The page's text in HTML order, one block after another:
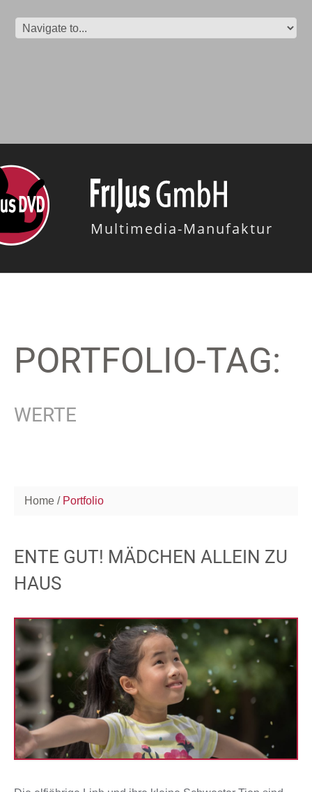
Multimedia-Manufaktur
PORTFOLIO-TAG:
WERTE
Home Portfolio
ENTE GUT! MÄDCHEN ALLEIN ZU
HAUS